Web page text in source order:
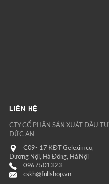
LIÊN HỆ
CTY CỔ PHẦN SẢN XUẤT ĐẦU TƯ
ĐỨC AN
C09- 17 KĐT Geleximco,
Dương Nội, Hà Đông, Hà Nội
0967501323
cskh@fullshop.vn